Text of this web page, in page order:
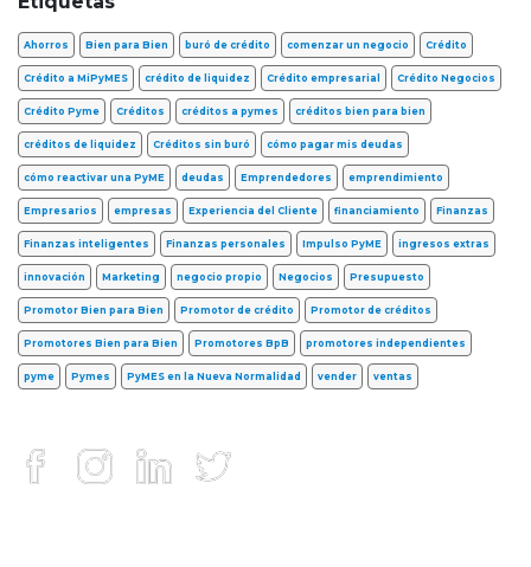
Ahorros Bien para Bien buró de crédito comenzar un negocio Crédito
Crédito a MiPyMES crédito de liquidez Crédito empresarial Crédito Negocios
Crédito Pyme Créditos créditos a pymes créditos bien para bien
créditos de liquidez Créditos sin buró cómo pagar mis deudas
cómo reactivar una PyME deudas Emprendedores emprendimiento
Empresarios empresas Experiencia del Cliente financiamiento Finanzas
Finanzas inteligentes Finanzas personales Impulso PyME ingresos extras
innovación Marketing negocio propio Negocios Presupuesto
Promotor Bien para Bien Promotor de crédito Promotor de créditos
Promotores Bien para Bien Promotores BpB promotores independientes
pyme Pymes PyMES en la Nueva Normalidad vender ventas